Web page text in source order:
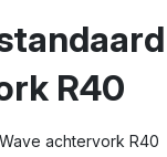
R40
achtervork R40